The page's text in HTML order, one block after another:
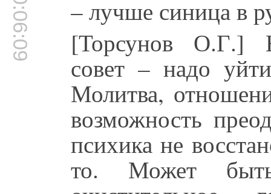
00:06:09
– лучше синица в
[Торсунов О.Г.]
совет – надо
Молитва,
возможность
психика не
то. Может